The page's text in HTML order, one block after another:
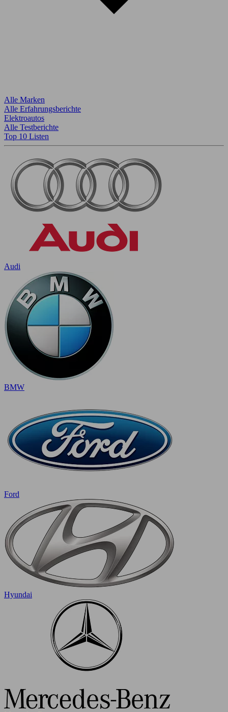
Alle Marken
Alle Erfahrungsberichte
Elektroautos
Alle Testberichte
Top 10 Listen
Audi
BMW
Ford
Hyundai